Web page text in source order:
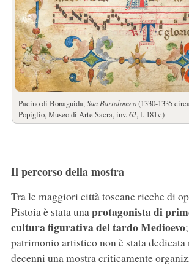
Pacino di Bonaguida,San Bartolomeo(1330-1335
Popiglio, Museo di Arte Sacra, inv. 62, f. 181v.)
Il percorso della mostra
Tra le maggiori città toscane ricche di
Pistoia è stata una protagonista di
cultura figurativa del tardo Medioevo
patrimonio artistico non è stata
decenni una mostra criticamente